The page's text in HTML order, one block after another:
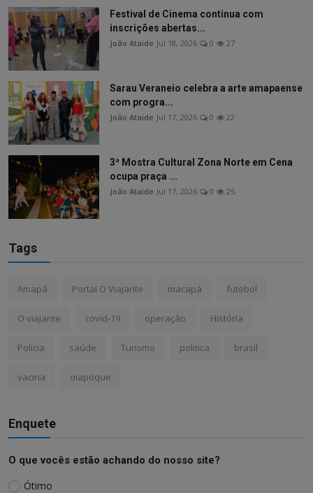
Festival de Cinema continua com
inscrições abertas...
João Ataide Jul 18, 2026 0 27
Sarau Veraneio celebra a arte amapaense
com progra...
João Ataide Jul 17, 2026 0 22
3ª Mostra Cultural Zona Norte em Cena
ocupa praça ...
João Ataide Jul 17, 2026 0 25
Tags
Amapá Portal O Viajante macapá futebol
O viajante covid-19 operação História
Policia saúde Turismo politica brasil
vacina oiapoque
Enquete
O que vocês estão achando do nosso site?
Ótimo